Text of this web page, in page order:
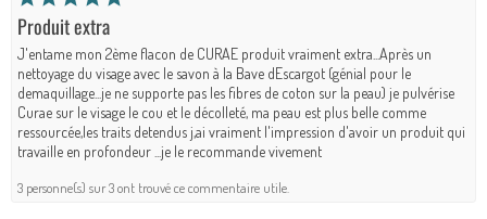
Produit extra
J'entame mon 2ème flacon de CURAE produit vraiment extra...Après un
nettoyage du visage avec le savon à la Bave dEscargot (génial pour le
demaquillage...je ne supporte pas les fibres de coton sur la peau) je pulvérise
Curae sur le visage le cou et le décolleté, ma peau est plus belle comme
ressourcée,les traits detendus j,ai vraiment l'impression d'avoir un produit qui
travaille en profondeur ...je le recommande vivement
3 personne(s) sur 3 ont trouvé ce commentaire utile.